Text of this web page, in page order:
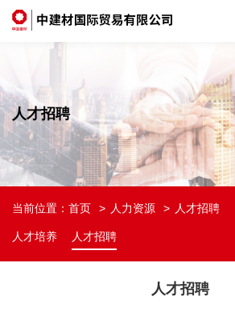
人才招聘
当前位置： 首页 人力资源 人才招聘
人才培养 人才招聘
人才招聘